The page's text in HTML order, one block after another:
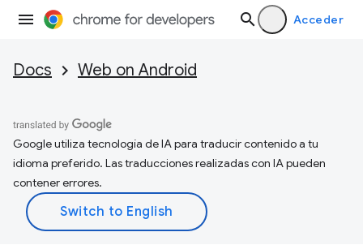
Acceder
Docs Web on Android
Google utiliza tecnología de IA para traducir contenido a tu
idioma preferido. Las traducciones realizadas con IA pueden
contener errores.